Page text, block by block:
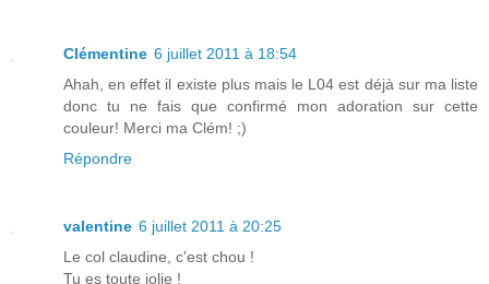
Clémentine 6 juillet 2011 à 18:54
Ahah, en effet il existe plus mais le L04 est déjà sur ma liste
donc tu ne fais que confirmé mon adoration sur cette
couleur! Merci ma Clém! ;)
Répondre
valentine 6 juillet 2011 à 20:25
Le col claudine, c'est chou !
Tu es toute jolie !